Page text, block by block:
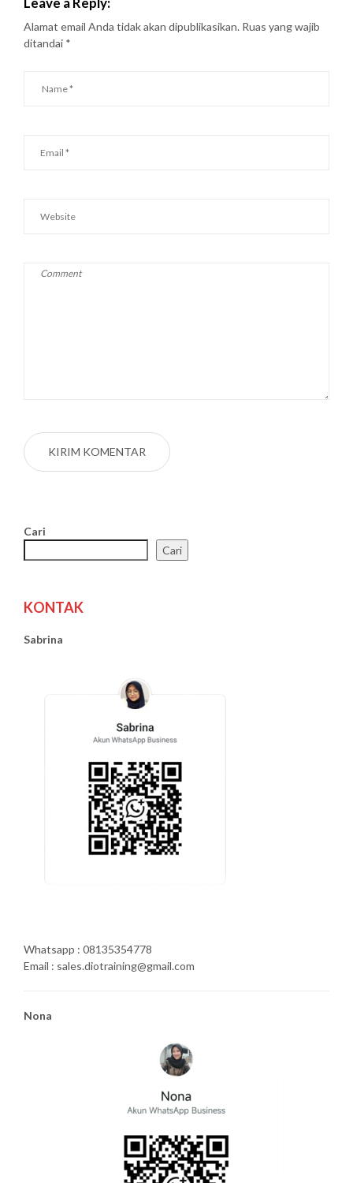
Alamat email Anda tidak akan dipublikasikan. Ruas yang wajib
ditandai *
Cari
Cari
KONTAK
Sabrina
Whatsapp : 08135354778
Email : sales.diotraining@gmail.com
Nona